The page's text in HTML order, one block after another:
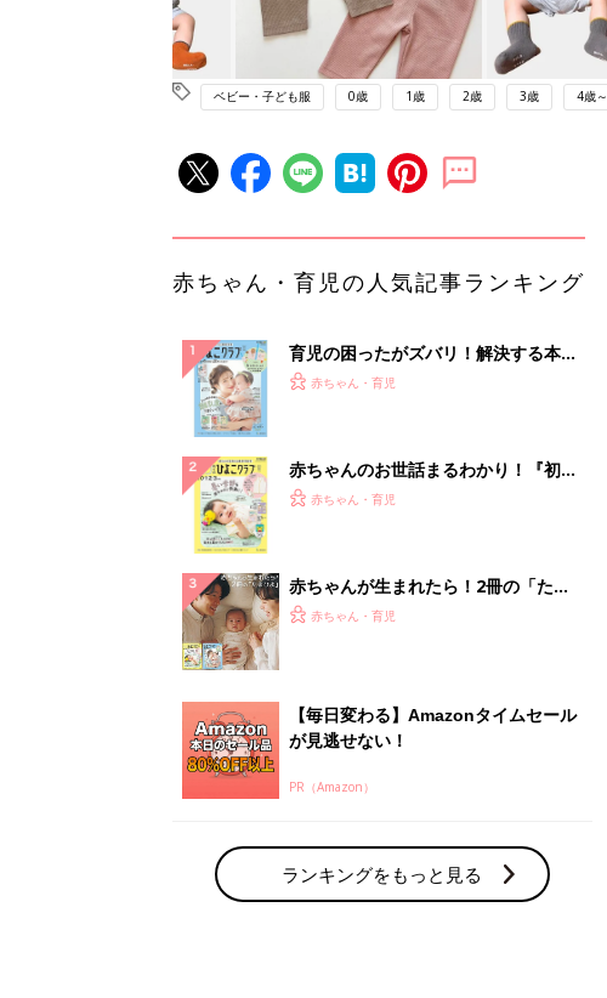
ベビー・子ども服 0歳 1歳 2歳 3歳 4歳～
赤ちゃん・育児の人気記事ランキング
育児の困ったがズバリ！解決する本
『ひよこクラブ 夏号』 4カ月～2才
赤ちゃん・育児
赤ちゃんのお世話まるわかり！『初め
てのひよこクラブ 夏号』〈巻頭大特
赤ちゃん・育児
赤ちゃんが生まれたら！2冊の「たま
ひよ」
赤ちゃん・育児
【毎日変わる】Amazonタイムセール
が見逃せない！
PR（Amazon）
ランキングをもっと見る